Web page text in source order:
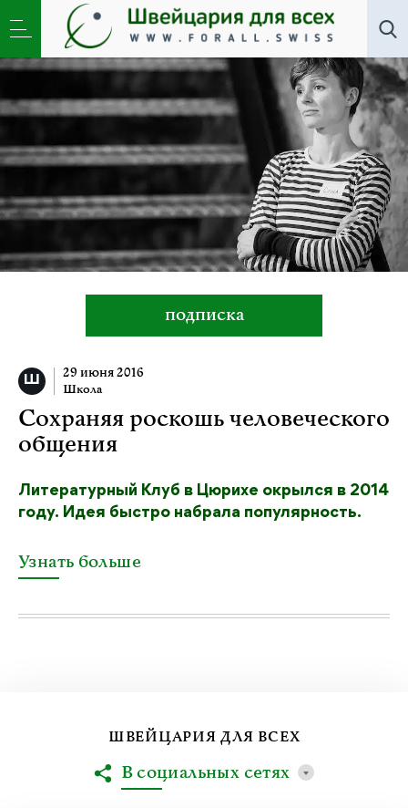
Все авторы»Татьяна Щербакова
подписка
29 июня 2016
Школа
Сохраняя роскошь человеческого
общения
Литературный Клуб в Цюрихе окрылся в 2014
году. Идея быстро набрала популярность.
Узнать больше
ШВЕЙЦАРИЯ ДЛЯ ВСЕХ
В социальных сетях